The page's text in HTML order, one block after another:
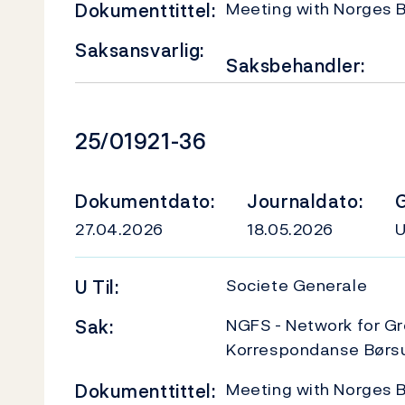
Dokumenttittel: Meeting with Norges
Saksansvarlig:
Saksbehandler:
Dokumentnummer
25/01921-36
Dokumentdato:
27.04.2026
Journaldato:
18.05.2026
U Til: Societe Generale
Sak:
NGFS - Network for
Korrespondanse
Dokumenttittel: Meeting with Norges